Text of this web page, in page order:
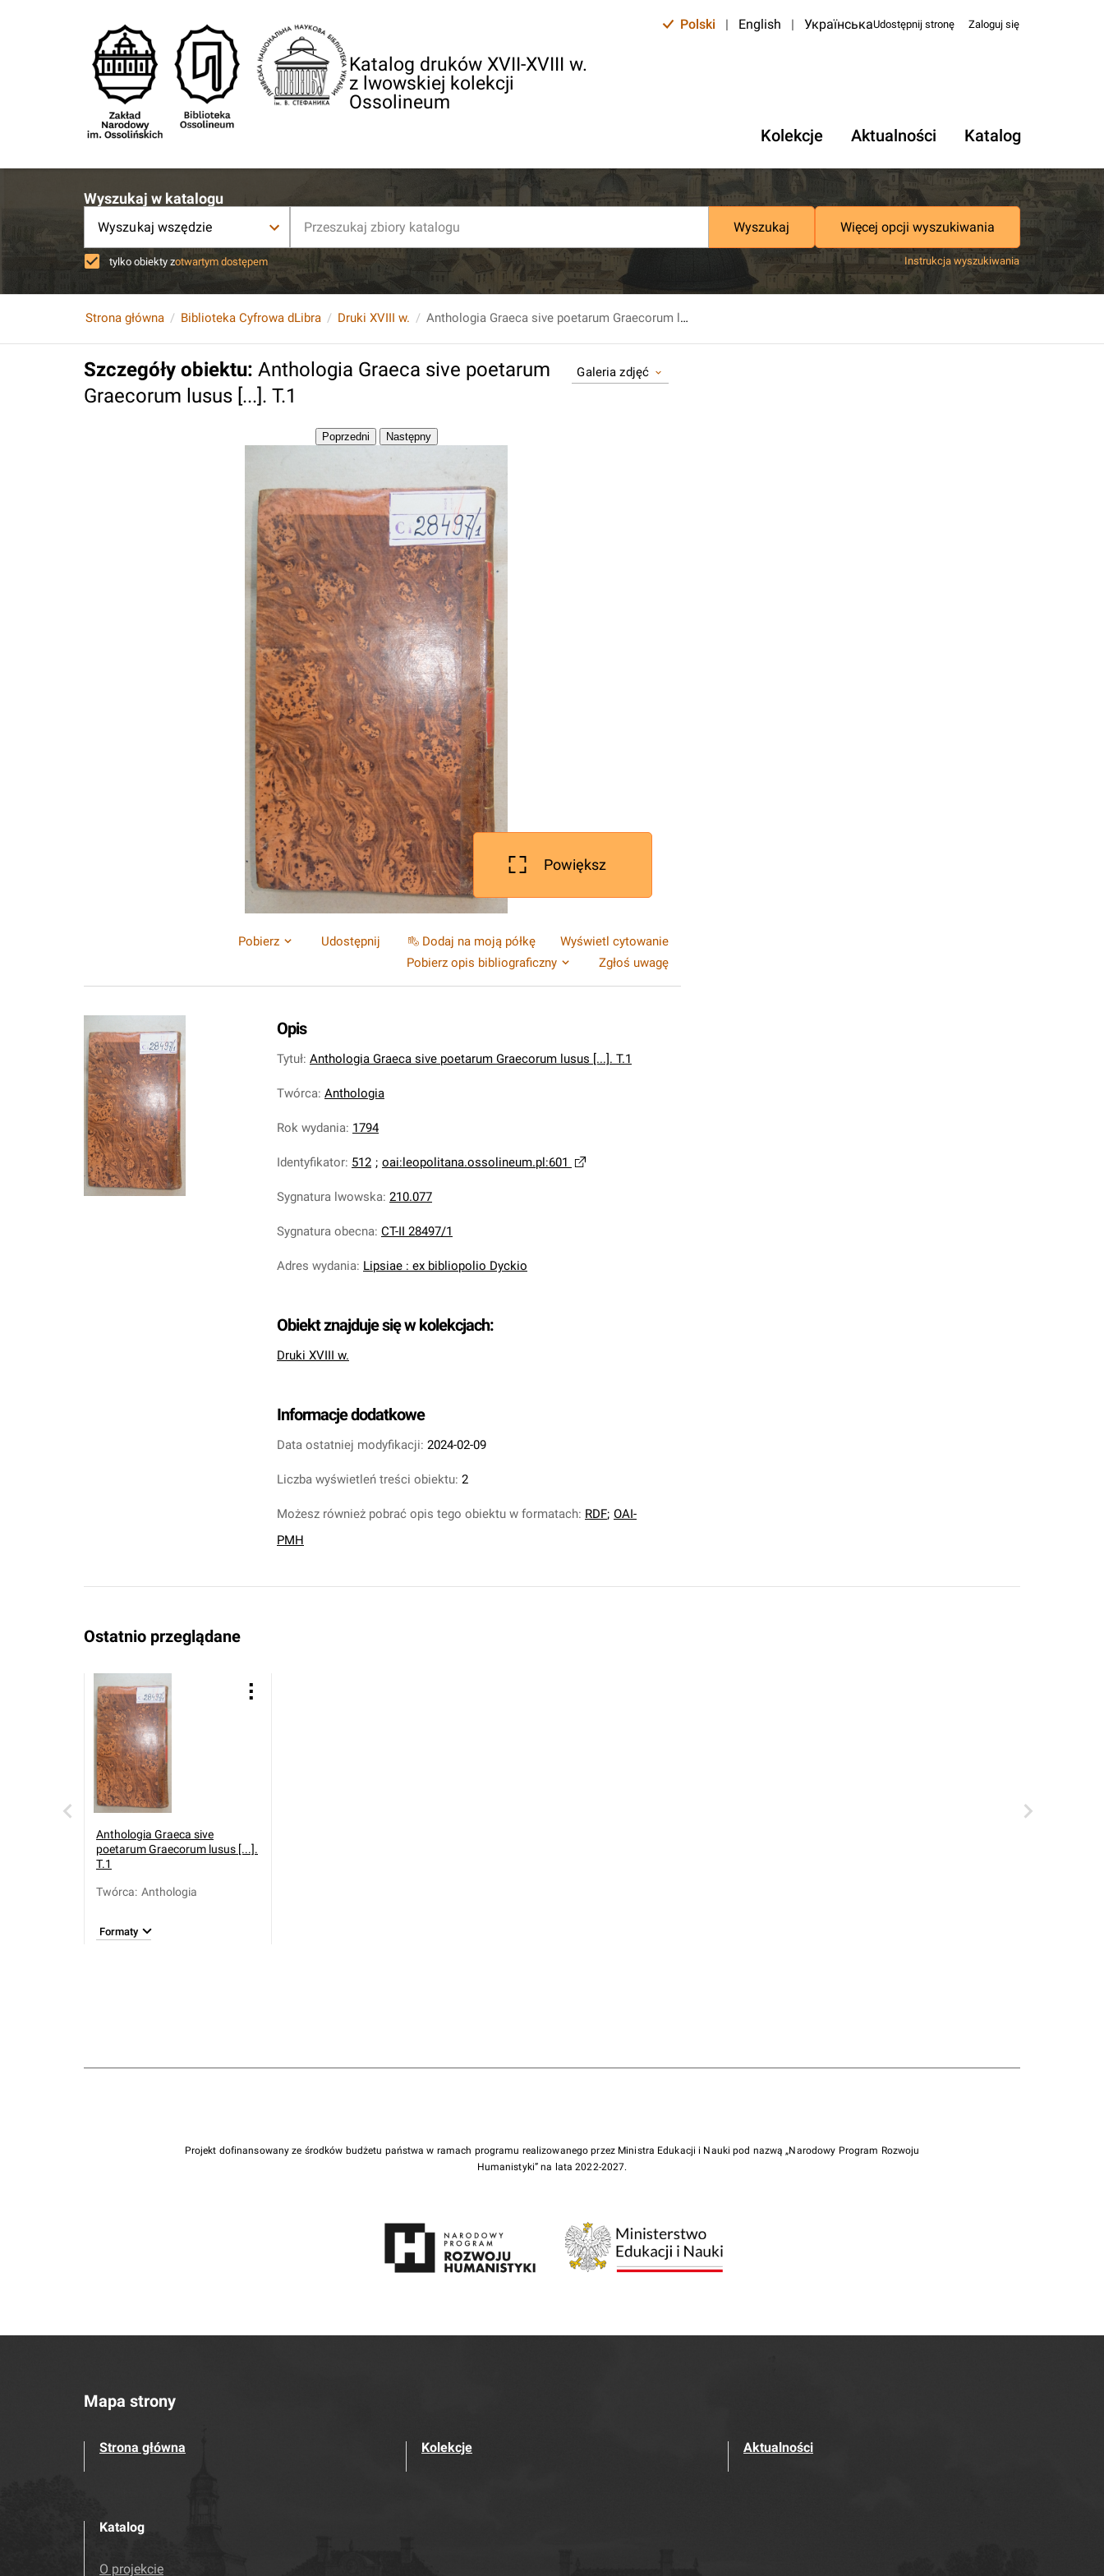
Katalog druków XVII-XVIII w.
z lwowskiej kolekcji
Ossolineum
Polski | English | УкраїнськаUdostępnij stronę Zaloguj się
Kolekcje Aktualności Katalog
Wyszukaj w katalogu
Wyszukaj wszędzie Wyszukaj Więcej opcji wyszukiwania
tylko obiekty zotwartym dostępem Instrukcja wyszukiwania
Strona główna Biblioteka Cyfrowa dLibra Druki XVIII w. Anthologia Graeca sive poetarum Graecorum lusus [...]. T.1
Szczegóły obiektu: Anthologia Graeca sive poetarum
Graecorum lusus [...]. T.1
Galeria zdjęć
Powiększ
Pobierz Udostępnij Dodaj na moją półkę
Wyświetl cytowanie
Pobierz opis bibliograficzny
Zgłoś uwagę
Opis
Tytuł: Anthologia Graeca sive poetarum Graecorum lusus [...]. T.1
Twórca: Anthologia
Rok wydania: 1794
Identyfikator: 512 ; oai:leopolitana.ossolineum.pl:601
Sygnatura lwowska: 210.077
Sygnatura obecna: CT-II 28497/1
Adres wydania: Lipsiae : ex bibliopolio Dyckio
Obiekt znajduje się w kolekcjach:
Druki XVIII w.
Informacje dodatkowe
Data ostatniej modyfikacji: 2024-02-09
Liczba wyświetleń treści obiektu: 2
Możesz również pobrać opis tego obiektu w formatach: RDF; OAI-
PMH
Ostatnio przeglądane
Anthologia Graeca sive
poetarum Graecorum lusus [...].
T.1
Twórca: Anthologia
Formaty
Projekt dofinansowany ze środków budżetu państwa w ramach programu realizowanego przez Ministra Edukacji i Nauki pod nazwą „Narodowy Program Rozwoju
Humanistyki” na lata 2022-2027.
Mapa strony
Strona główna Kolekcje Aktualności
Katalog
O projekcie